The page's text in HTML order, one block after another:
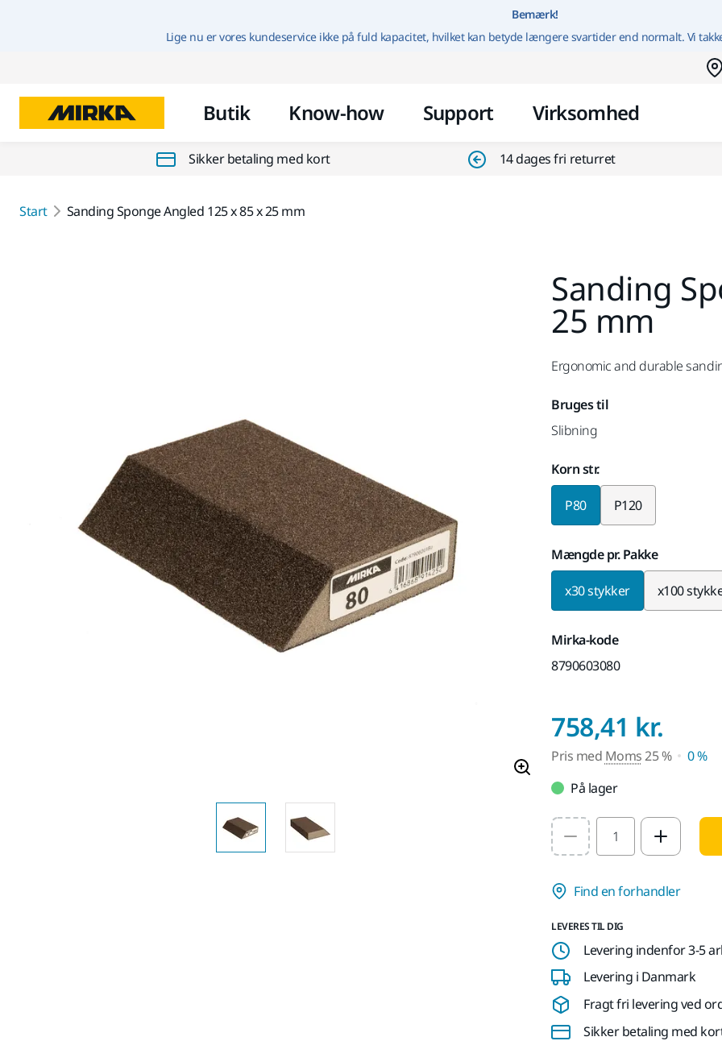
Gå til indhold
Bemærk!
Lige nu er vores kundeservice ikke på fuld kapacitet, hvilket kan betyde længere svartider end normalt. Vi
Butik Know-how Support Virksomhed
Sikker betaling med kort 14 dages fri returret
Start Sanding Sponge Angled 125 x 85 x 25 mm
Sanding
25 mm
Ergonomic and durable
Bruges til
Slibning
Korn str.
P80 P120
Mængde pr. Pakke
x30 stykker x100
Mirka-kode
8790603080
758,41 kr.
Pris med Moms25 %
0 %
På lager
Select quantity value
Find en forhandler
LEVERES TIL DIG
Levering indenfor 3-5
Levering i Danmark
Fragt fri levering ved
Sikker betaling med